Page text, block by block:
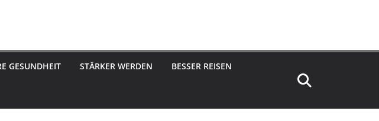
GESUNDHEIT STÄRKER WERDEN BESSER REISEN